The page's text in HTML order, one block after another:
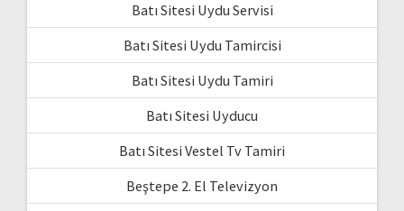
Batı Sitesi Uydu Servisi
Batı Sitesi Uydu Tamircisi
Batı Sitesi Uydu Tamiri
Batı Sitesi Uyducu
Batı Sitesi Vestel Tv Tamiri
Beştepe 2. El Televizyon